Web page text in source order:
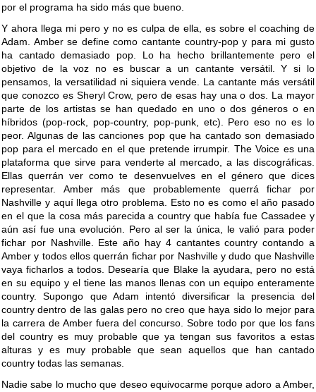
por el programa ha sido más que bueno.
Y ahora llega mi pero y no es culpa de ella, es sobre el coaching de
Adam. Amber se define como cantante country-pop y para mi gusto
ha cantado demasiado pop. Lo ha hecho brillantemente pero el
objetivo de la voz no es buscar a un cantante versátil. Y si lo
pensamos, la versatilidad ni siquiera vende. La cantante más versátil
que conozco es Sheryl Crow, pero de esas hay una o dos. La mayor
parte de los artistas se han quedado en uno o dos géneros o en
híbridos (pop-rock, pop-country, pop-punk, etc). Pero eso no es lo
peor. Algunas de las canciones pop que ha cantado son demasiado
pop para el mercado en el que pretende irrumpir. The Voice es una
plataforma que sirve para venderte al mercado, a las discográficas.
Ellas querrán ver como te desenvuelves en el género que dices
representar. Amber más que probablemente querrá fichar por
Nashville y aquí llega otro problema. Esto no es como el año pasado
en el que la cosa más parecida a country que había fue Cassadee y
aún así fue una evolución. Pero al ser la única, le valió para poder
fichar por Nashville. Este año hay 4 cantantes country contando a
Amber y todos ellos querrán fichar por Nashville y dudo que Nashville
vaya ficharlos a todos. Desearía que Blake la ayudara, pero no está
en su equipo y el tiene las manos llenas con un equipo enteramente
country. Supongo que Adam intentó diversificar la presencia del
country dentro de las galas pero no creo que haya sido lo mejor para
la carrera de Amber fuera del concurso. Sobre todo por que los fans
del country es muy probable que ya tengan sus favoritos a estas
alturas y es muy probable que sean aquellos que han cantado
country todas las semanas.
Nadie sabe lo mucho que deseo equivocarme porque adoro a Amber,